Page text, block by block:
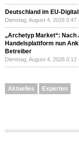
Deutschland im EU-
Dienstag, August 4, 2026 0:47 -
„Archetyp Market“:
Handelsplattform nun
Betreiber
Dienstag, August 4, 2026 0:12 -
Aktuelles Experten